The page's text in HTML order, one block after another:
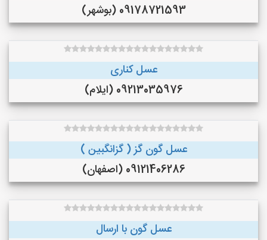
09178721593 (بوشهر)
عسل کناری
09213035976 (ایلام)
عسل گون گز ( گزانگبین )
09121406286 (اصفهان)
عسل گون با ارسال